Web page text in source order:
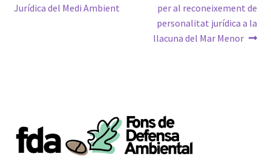
Jurídica del Medi Ambient
per al reconeixement de
personalitat jurídica a la
llacuna del Mar Menor